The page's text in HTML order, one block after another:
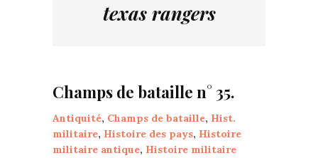
texas rangers
Champs de bataille n° 35.
Antiquité, Champs de bataille, Hist.
militaire, Histoire des pays, Histoire
militaire antique, Histoire militaire